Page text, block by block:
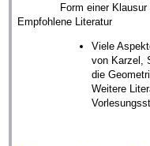
Form einer Klausur
Empfohlene Literatur
Viele
von Karzel,
die
Weitere